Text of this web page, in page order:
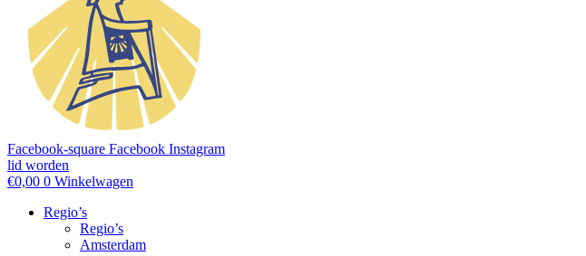
Facebook-square Facebook Instagram
lid worden
€0,00 0 Winkelwagen
Regio’s
Regio’s
Amsterdam